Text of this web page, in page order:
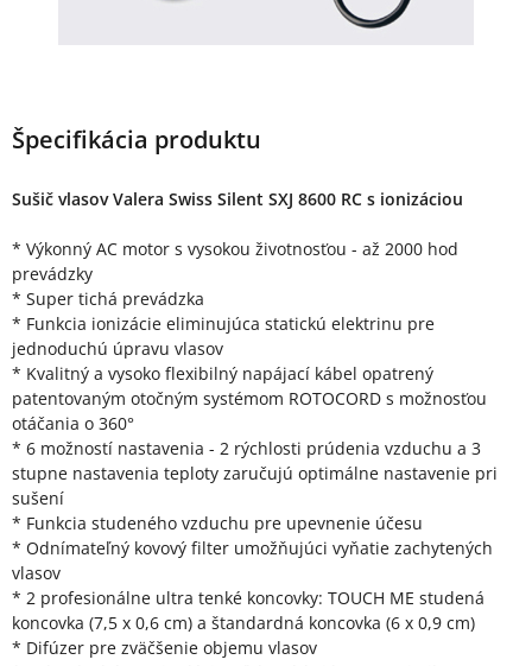
Špecifikácia produktu
Sušič vlasov Valera Swiss Silent SXJ 8600 RC s ionizáciou
* Výkonný AC motor s vysokou životnosťou - až 2000 hod
prevádzky
* Super tichá prevádzka
* Funkcia ionizácie eliminujúca statickú elektrinu pre
jednoduchú úpravu vlasov
* Kvalitný a vysoko flexibilný napájací kábel opatrený
patentovaným otočným systémom ROTOCORD s možnosťou
otáčania o 360°
* 6 možností nastavenia - 2 rýchlosti prúdenia vzduchu a 3
stupne nastavenia teploty zaručujú optimálne nastavenie pri
sušení
* Funkcia studeného vzduchu pre upevnenie účesu
* Odnímateľný kovový filter umožňujúci vyňatie zachytených
vlasov
* 2 profesionálne ultra tenké koncovky: TOUCH ME studená
koncovka (7,5 x 0,6 cm) a štandardná koncovka (6 x 0,9 cm)
* Difúzer pre zväčšenie objemu vlasov